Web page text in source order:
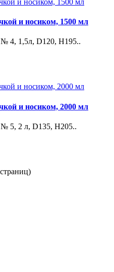
и носиком, 1500 мл
4, 1,5л, D120, Н195..
и носиком, 2000 мл
5, 2 л, D135, Н205..